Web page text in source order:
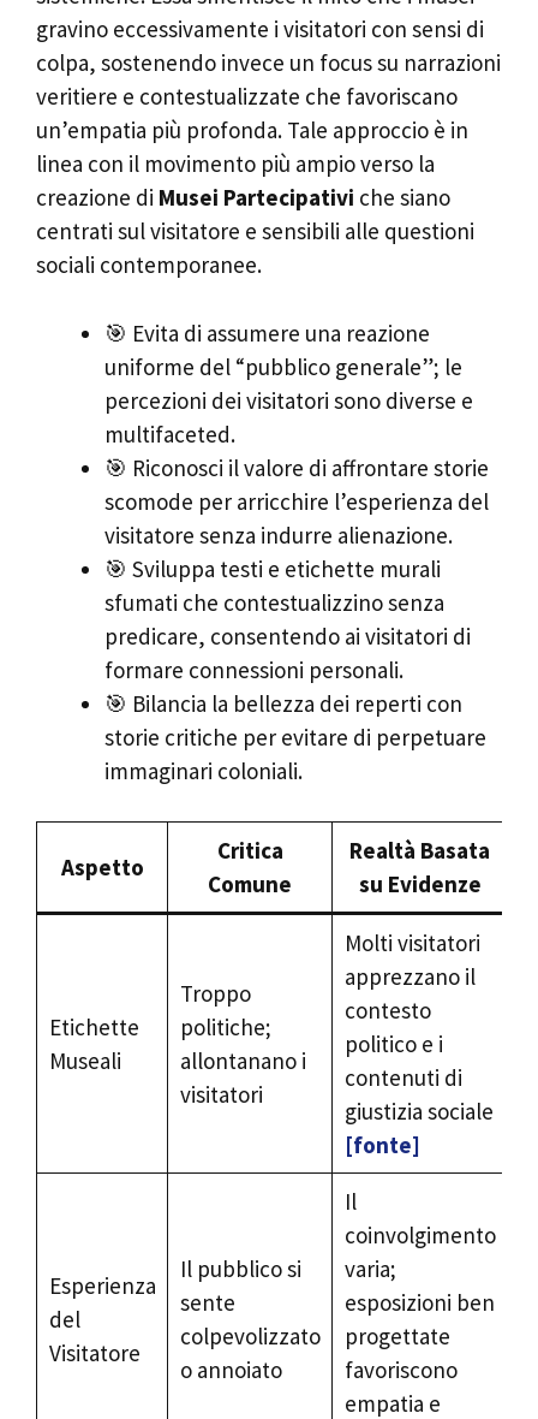
gravino eccessivamente i visitatori con sensi di
colpa, sostenendo invece un focus su narrazioni
veritiere e contestualizzate che favoriscano
un’empatia più profonda. Tale approccio è in
linea con il movimento più ampio verso la
creazione di Musei Partecipativi che siano
centrati sul visitatore e sensibili alle questioni
sociali contemporanee.
🎯 Evita di assumere una reazione
uniforme del “pubblico generale”; le
percezioni dei visitatori sono diverse e
multifaceted.
🎯 Riconosci il valore di affrontare storie
scomode per arricchire l’esperienza del
visitatore senza indurre alienazione.
🎯 Sviluppa testi e etichette murali
sfumati che contestualizzino senza
predicare, consentendo ai visitatori di
formare connessioni personali.
🎯 Bilancia la bellezza dei reperti con
storie critiche per evitare di perpetuare
immaginari coloniali.
Aspetto
Critica
Comune
Realtà Basata
su Evidenze
Etichette
Museali
Troppo
politiche;
allontanano i
visitatori
Molti visitatori
apprezzano il
contesto
politico e i
contenuti di
giustizia sociale
[fonte]
Esperienza
del
Visitatore
Il pubblico si
sente
colpevolizzato
o annoiato
Il
coinvolgimento
varia;
esposizioni ben
progettate
favoriscono
empatia e